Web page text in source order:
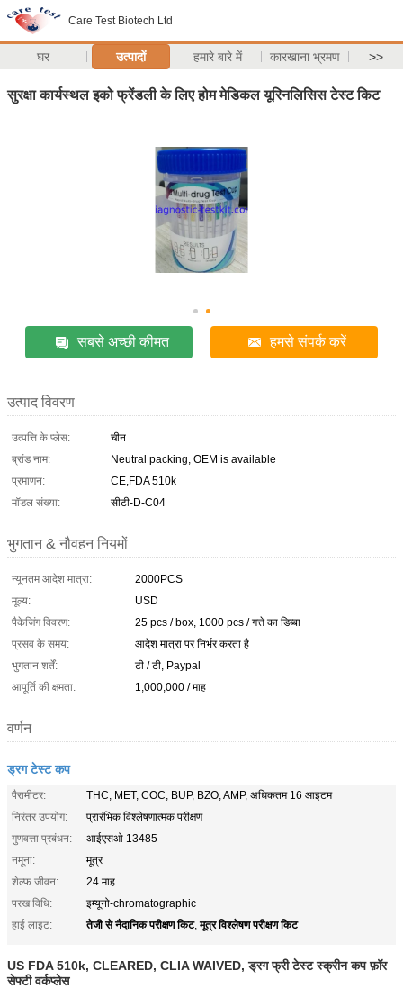
Care Test Biotech Ltd
घर उत्पादों हमारे बारे में कारखाना भ्रमण >>
सुरक्षा कार्यस्थल इको फ्रेंडली के लिए होम मेडिकल यूरिनलिसिस टेस्ट किट
सबसे अच्छी कीमत हमसे संपर्क करें
उत्पाद विवरण
उत्पत्ति के प्लेस:
चीन
ब्रांड नाम:
Neutral packing, OEM is available
प्रमाणन:
CE,FDA 510k
मॉडल संख्या:
सीटी-D-C04
भुगतान & नौवहन नियमों
न्यूनतम आदेश मात्रा:
2000PCS
मूल्य:
USD
पैकेजिंग विवरण:
25 pcs / box, 1000 pcs / गत्ते का डिब्बा
प्रसव के समय:
आदेश मात्रा पर निर्भर करता है
भुगतान शर्तें:
टी / टी, Paypal
आपूर्ति की क्षमता:
1,000,000 / माह
वर्णन
ड्रग टेस्ट कप
पैरामीटर:
THC, MET, COC, BUP, BZO, AMP, अधिकतम 16 आइटम
निरंतर उपयोग:
प्रारंभिक विश्लेषणात्मक परीक्षण
गुणवत्ता प्रबंधन:
आईएसओ 13485
नमूना:
मूत्र
शेल्फ जीवन:
24 माह
परख विधि:
इम्यूनो-chromatographic
हाई लाइट:
तेजी से नैदानिक ​​परीक्षण किट,मूत्र विश्लेषण परीक्षण किट
US FDA 510k, CLEARED, CLIA WAIVED, ड्रग फ्री टेस्ट स्क्रीन कप फ़ॉर
सेफ्टी वर्कप्लेस